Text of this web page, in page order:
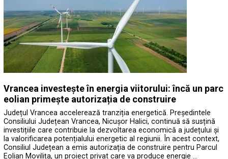
Vrancea investește în energia viitorului: încă un parc
eolian primește autorizația de construire
Județul Vrancea accelerează tranziția energetică. Președintele
Consiliului Județean Vrancea, Nicușor Halici, continuă să susțină
investițiile care contribuie la dezvoltarea economică a județului și
la valorificarea potențialului energetic al regiunii. În acest context,
Consiliul Județean a emis autorizația de construire pentru Parcul
Eolian Movilița, un proiect privat care va produce energie …